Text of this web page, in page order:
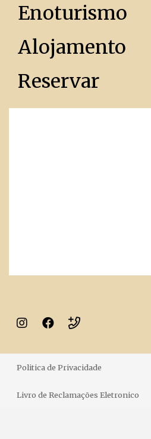
Enoturismo
Alojamento
Reservar
Politica de Privacidade
Livro de Reclamações Eletronico